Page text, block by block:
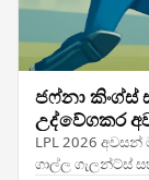
ජෆ්නා කිංග්ස්
උද්වේගකර
LPL 2026
ගාල්ල ගැලන්ට්ස්